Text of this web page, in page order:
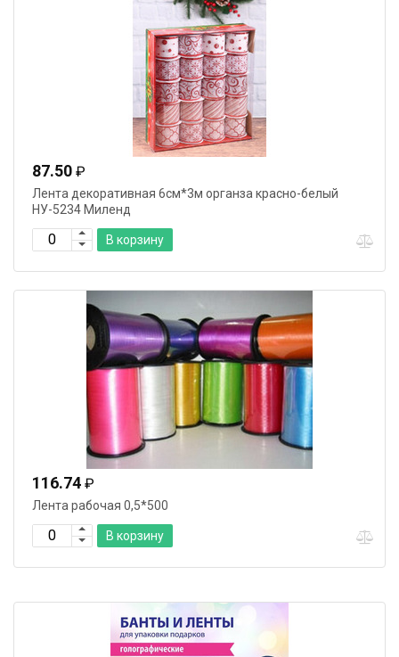
87.50 ₽
Лента декоративная 6см*3м органза красно-белый
НУ-5234 Миленд
В корзину
116.74 ₽
Лента рабочая 0,5*500
В корзину